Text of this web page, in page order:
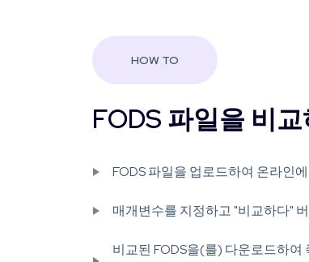
HOW TO
FODS 파일을 비
FODS 파일을 업로드하여 온라인
매개변수를 지정하고 "비교하다"
비교된 FODS을(를) 다운로드하여